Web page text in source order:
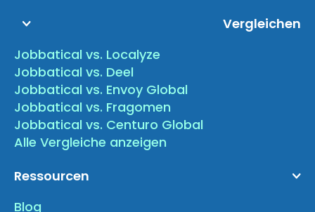
Vergleichen
Jobbatical vs. Localyze
Jobbatical vs. Deel
Jobbatical vs. Envoy Global
Jobbatical vs. Fragomen
Jobbatical vs. Centuro Global
Alle Vergleiche anzeigen
Ressourcen
Blog